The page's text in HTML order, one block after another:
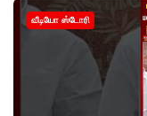
வீடியோ ஸ்டோரி